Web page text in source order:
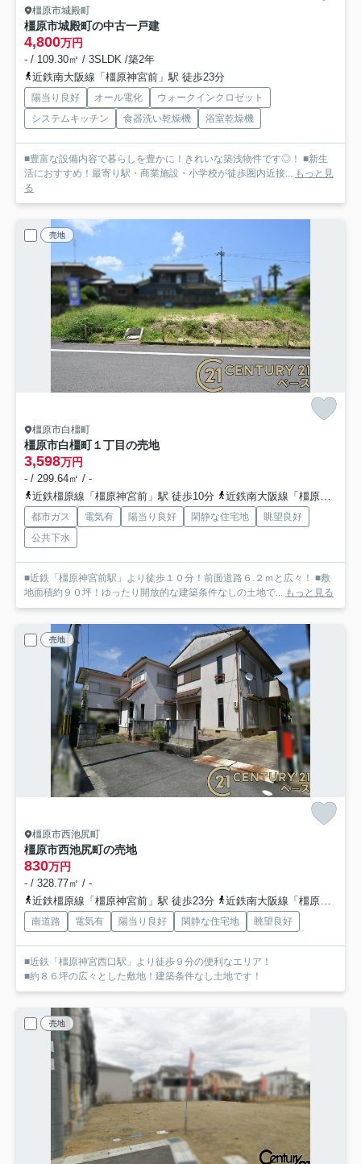
橿原市城殿町
橿原市城殿町の中古一戸建
4,800万円
- / 109.30㎡ / 3SLDK /築2年
近鉄南大阪線「橿原神宮前」駅 徒歩23分
陽当り良好 オール電化
ウォークインクロゼット
システムキッチン
食器洗い乾燥機 浴室乾燥機
■豊富な設備内容で暮らしを豊かに！きれいな築浅物件です◎！ ■新生
活におすすめ！最寄り駅・商業施設・小学校が徒歩圏内近接...
もっと見
る
売地
橿原市白橿町
橿原市白橿町１丁目の売地
3,598万円
- / 299.64㎡ / -
近鉄橿原線「橿原神宮前」駅 徒歩10分
近鉄南大阪線「橿原神宮前」駅 徒歩10分
都市ガス 電気有 陽当り良好 閑静な住宅地
眺望良好
公共下水
■近鉄「橿原神宮前駅」より徒歩１０分！前面道路６.２ｍと広々！ ■敷
地面積約９０坪！ゆったり開放的な建築条件なしの土地で...
もっと見る
売地
橿原市西池尻町
橿原市西池尻町の売地
830万円
- / 328.77㎡ / -
近鉄橿原線「橿原神宮前」駅 徒歩23分
近鉄南大阪線「橿原神宮前」駅 徒歩23分
南道路 電気有 陽当り良好 閑静な住宅地 眺望良好
■近鉄「橿原神宮西口駅」より徒歩９分の便利なエリア！
■約８６坪の広々とした敷地！建築条件なし土地です！
売地